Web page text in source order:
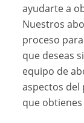
ayudarte a
Nuestros
proceso
que deseas
equipo de
aspectos del
que